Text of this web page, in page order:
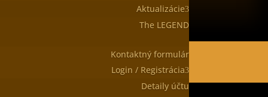
Aktualizácie
The LEGEND
Kontaktný formulár
Login / Registrácia
Detaily účtu